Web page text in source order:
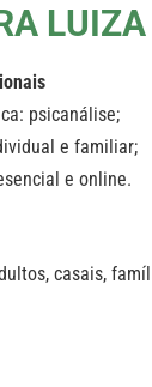
psicanálise;
e familiar;
e online.
casais,